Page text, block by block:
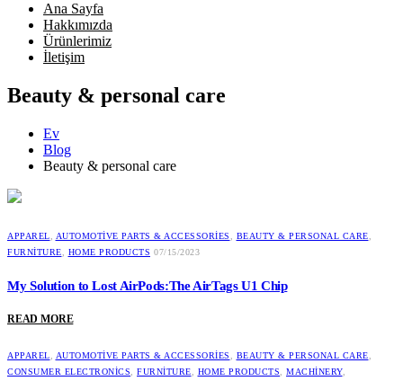
Ana Sayfa
Hakkımızda
Ürünlerimiz
İletişim
Beauty & personal care
Ev
Blog
Beauty & personal care
APPAREL AUTOMOTIVE PARTS & ACCESSORIES BEAUTY & PERSONAL CARE
FURNITURE
HOME PRODUCTS 07/15/2023
My Solution to Lost AirPods:The AirTags U1 Chip
READ MORE
APPAREL AUTOMOTIVE PARTS & ACCESSORIES BEAUTY & PERSONAL CARE
CONSUMER ELECTRONICS
FURNITURE HOME PRODUCTS MACHINERY,